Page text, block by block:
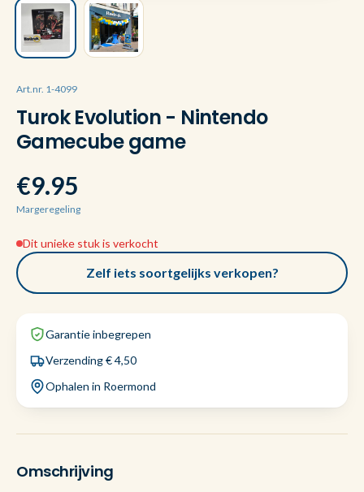
Art.nr. 1-4099
Turok Evolution - Nintendo
Gamecube game
€9.95
Margeregeling
Dit unieke stuk is verkocht
Zelf iets soortgelijks verkopen?
Garantie inbegrepen
Verzending € 4,50
Ophalen in Roermond
Omschrijving